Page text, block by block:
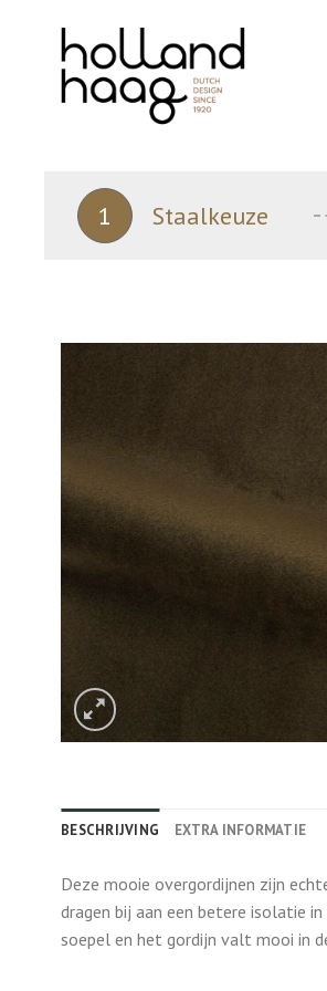
1 Staalkeuze
BESCHRIJVING EXTRA INFORMATIE
Deze mooie overgordijnen zijn
dragen bij aan een betere isolatie
soepel en het gordijn valt mooi in